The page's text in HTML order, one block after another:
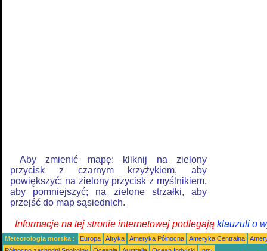
Aby zmienić mapę: kliknij na zielony
przycisk z czarnym krzyżykiem, aby
powiększyć; na zielony przycisk z myślnikiem,
aby pomniejszyć; na zielone strzałki, aby
przejść do map sąsiednich.
Informacje na tej stronie internetowej podlegają klauzuli o
Meteorologia morska : Europa Afryka Ameryka Północna Ameryka Centralna